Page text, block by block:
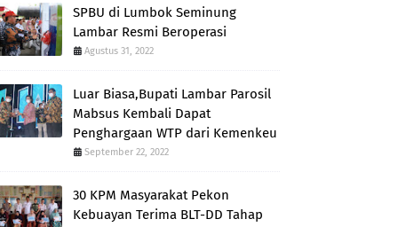
SPBU di Lumbok Seminung
Lambar Resmi Beroperasi
Agustus 31, 2022
Luar Biasa,Bupati Lambar Parosil
Mabsus Kembali Dapat
Penghargaan WTP dari Kemenkeu
September 22, 2022
30 KPM Masyarakat Pekon
Kebuayan Terima BLT-DD Tahap